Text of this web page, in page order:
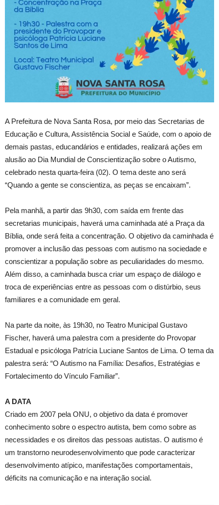
A Prefeitura de Nova Santa Rosa, por meio das Secretarias de
Educação e Cultura, Assistência Social e Saúde, com o apoio de
demais pastas, educandários e entidades, realizará ações em
alusão ao Dia Mundial de Conscientização sobre o Autismo,
celebrado nesta quarta-feira (02). O tema deste ano será
“Quando a gente se conscientiza, as peças se encaixam”.
Pela manhã, a partir das 9h30, com saída em frente das
secretarias municipais, haverá uma caminhada até a Praça da
Bíblia, onde será feita a concentração. O objetivo da caminhada é
promover a inclusão das pessoas com autismo na sociedade e
conscientizar a população sobre as peculiaridades do mesmo.
Além disso, a caminhada busca criar um espaço de diálogo e
troca de experiências entre as pessoas com o distúrbio, seus
familiares e a comunidade em geral.
Na parte da noite, às 19h30, no Teatro Municipal Gustavo
Fischer, haverá uma palestra com a presidente do Provopar
Estadual e psicóloga Patrícia Luciane Santos de Lima. O tema da
palestra será: “O Autismo na Família: Desafios, Estratégias e
Fortalecimento do Vínculo Familiar”.
A DATA
Criado em 2007 pela ONU, o objetivo da data é promover
conhecimento sobre o espectro autista, bem como sobre as
necessidades e os direitos das pessoas autistas. O autismo é
um transtorno neurodesenvolvimento que pode caracterizar
desenvolvimento atípico, manifestações comportamentais,
déficits na comunicação e na interação social.